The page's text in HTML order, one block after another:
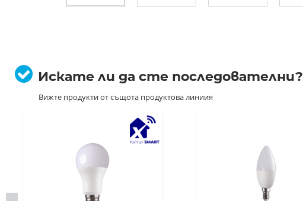
Искате ли да сте последователни?
Вижте продукти от същота продуктова линиия